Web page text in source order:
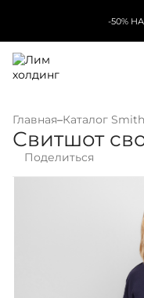
-50%
Главная–Каталог
Свитшот
Поделиться